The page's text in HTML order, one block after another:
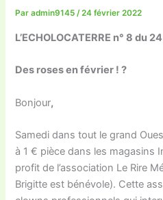
Paradmin9145/24 février 2022
L’ECHOLOCATERRE n° 8 du
Des roses en février ! ?
Bonjour,
Samedi dans tout le grand
à 1 € pièce dans les magasins
profit de l’association Le Rire
Brigitte est bénévole). Cette